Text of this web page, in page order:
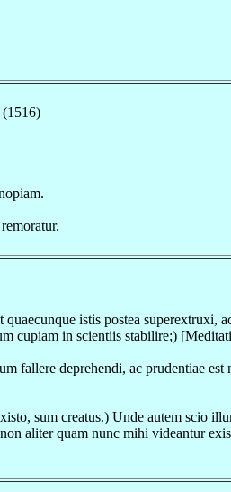
istis postea superextruxi,
cupiam in scientiis stabilire;)
fallere deprehendi, ac prudentiae
sum creatus.) Unde autem scio
aliter quam nunc mihi videantur